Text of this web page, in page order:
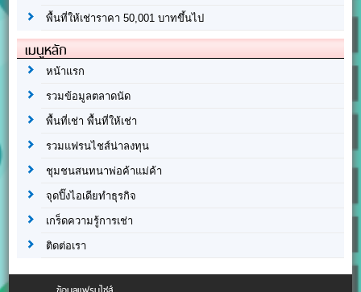
พื้นที่ให้เช่าราคา 50,001 บาทขึ้นไป
เมนูหลัก
หน้าแรก
รวมข้อมูลตลาดนัด
พื้นที่เช่า พื้นที่ให้เช่า
รวมแฟรนไชส์น่าลงทุน
ชุมชนสนทนาพ่อค้าแม่ค้า
จุดปิ๊งไอเดียทำธุรกิจ
เกร็ดความรู้การเช่า
ติดต่อเรา